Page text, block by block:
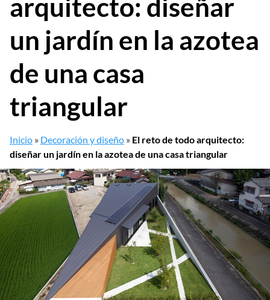
arquitecto: diseñar
un jardín en la azotea
de una casa
triangular
Inicio » Decoración y diseño » El reto de todo arquitecto:
diseñar un jardín en la azotea de una casa triangular